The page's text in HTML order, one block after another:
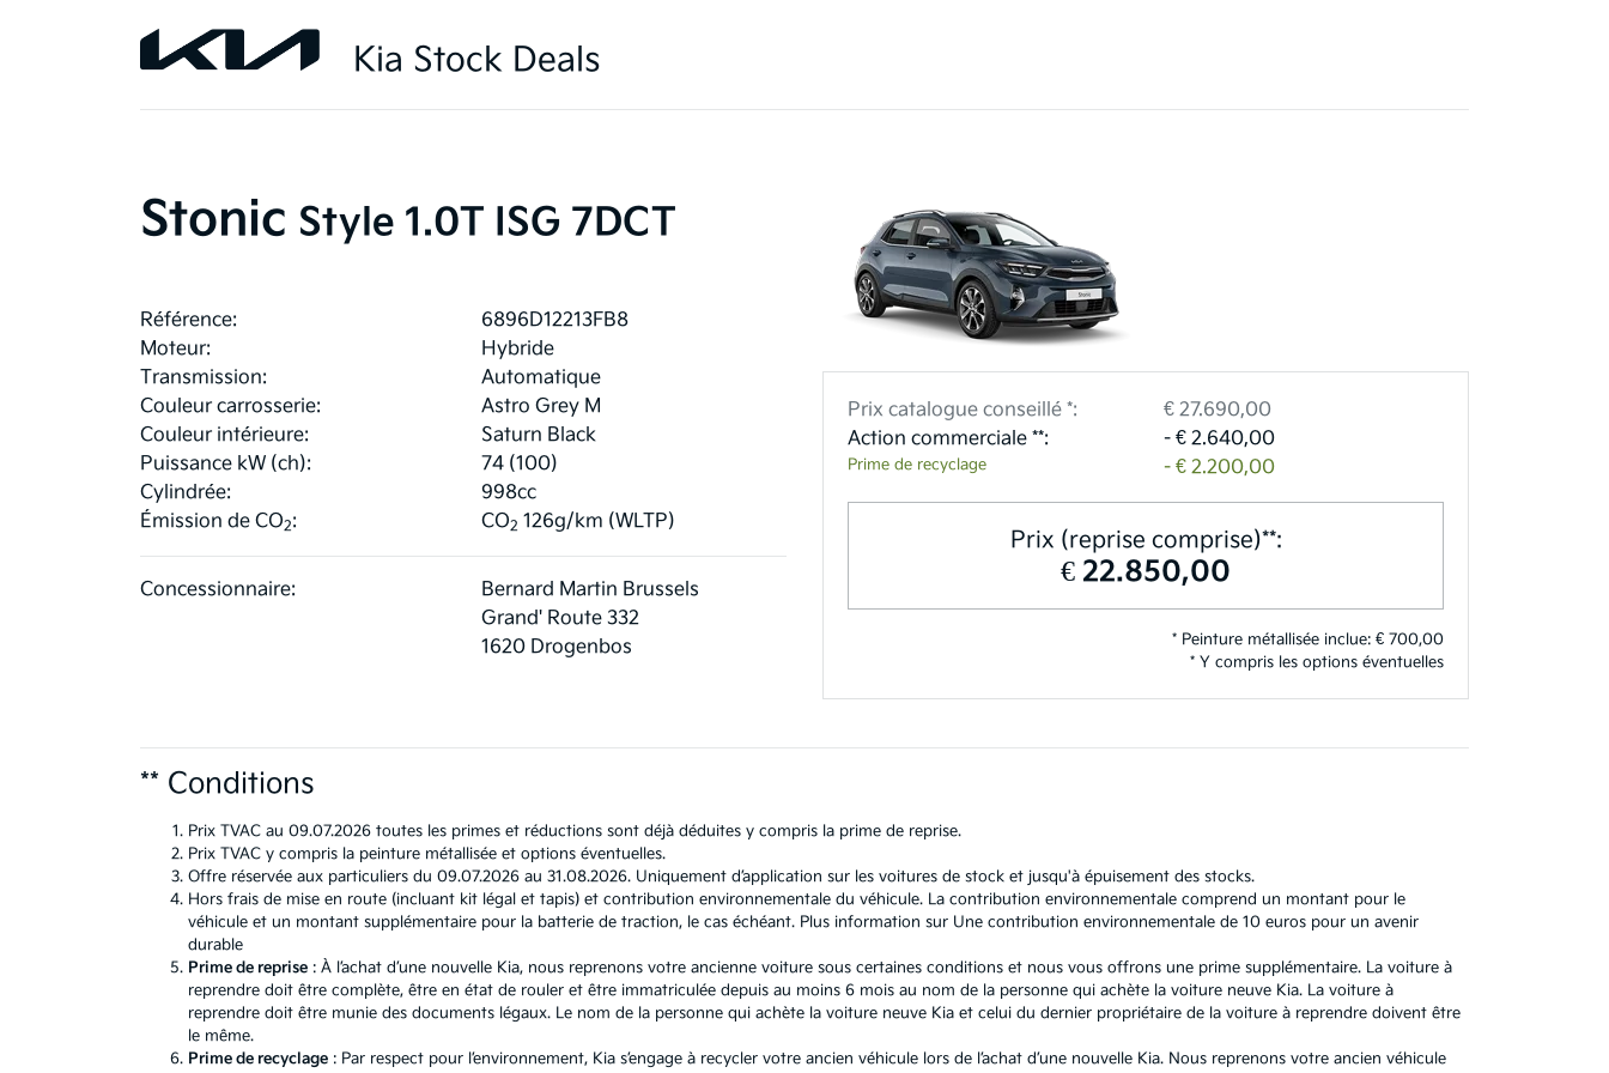
Kia Stock Deals
Stonic Style 1.0T ISG 7DCT
Référence:
6896D12213FB8
Moteur:
Hybride
Transmission:
Automatique
Couleur carrosserie:
Astro Grey M
Couleur intérieure:
Saturn Black
Puissance kW (ch):
74 (100)
Cylindrée:
998cc
Émission de CO2: CO2 126g/km (WLTP)
Concessionnaire:
Bernard Martin Brussels
Grand' Route 332
1620 Drogenbos
Prix catalogue conseillé *:
€ 27.690,00
Action commerciale **:
- € 2.640,00
Prime de recyclage - € 2.200,00
Prix (reprise comprise)**:
€ 22.850,00
* Peinture métallisée inclue: € 700,00
* Y compris les options éventuelles
** Conditions
Prix TVAC au 09.07.2026 toutes les primes et réductions sont déjà déduites y compris la prime de reprise.
Prix TVAC y compris la peinture métallisée et options éventuelles.
Offre réservée aux particuliers du 09.07.2026 au 31.08.2026. Uniquement d’application sur les voitures de stock et jusqu'à épuisement des stocks.
Hors frais de mise en route (incluant kit légal et tapis) et contribution environnementale du véhicule. La contribution environnementale comprend un montant pour le
véhicule et un montant supplémentaire pour la batterie de traction, le cas échéant. Plus information sur Une contribution environnementale de 10 euros pour un avenir
durable
Prime de reprise : À l’achat d’une nouvelle Kia, nous reprenons votre ancienne voiture sous certaines conditions et nous vous offrons une prime supplémentaire. La voiture à
reprendre doit être complète, être en état de rouler et être immatriculée depuis au moins 6 mois au nom de la personne qui achète la voiture neuve Kia. La voiture à
reprendre doit être munie des documents légaux. Le nom de la personne qui achète la voiture neuve Kia et celui du dernier propriétaire de la voiture à reprendre doivent être
le même.
Prime de recyclage : Par respect pour l’environnement, Kia s’engage à recycler votre ancien véhicule lors de l’achat d’une nouvelle Kia. Nous reprenons votre ancien véhicule